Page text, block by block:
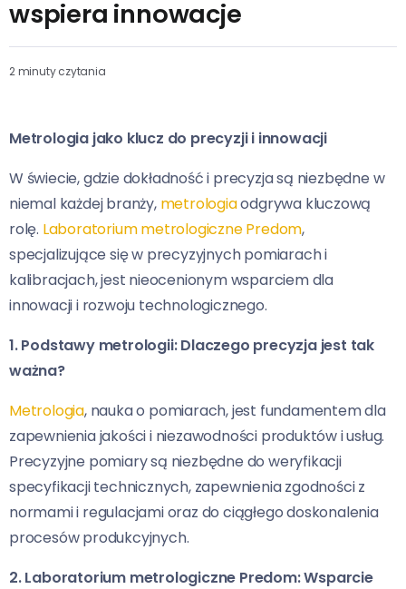
wspiera innowacje
2 minuty czytania
Metrologia jako klucz do precyzji i innowacji
W świecie, gdzie dokładność i precyzja są niezbędne w
niemal każdej branży, metrologiaodgrywa kluczową
rolę. Laboratorium metrologiczne Predom,
specjalizujące się w precyzyjnych pomiarach i
kalibracjach, jest nieocenionym wsparciem dla
innowacji i rozwoju technologicznego.
1. Podstawy metrologii: Dlaczego precyzja jest tak
ważna?
Metrologia, nauka o pomiarach, jest fundamentem dla
zapewnienia jakości i niezawodności produktów i usług.
Precyzyjne pomiary są niezbędne do weryfikacji
specyfikacji technicznych, zapewnienia zgodności z
normami i regulacjami oraz do ciągłego doskonalenia
procesów produkcyjnych.
2. Laboratorium metrologiczne Predom: Wsparcie